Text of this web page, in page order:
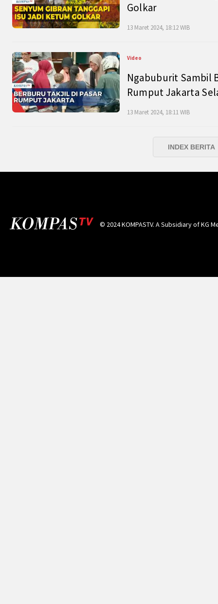
Golkar
13 Maret 2024, 18:12 WIB
Video
Ngabuburit Sambil
Rumput Jakarta
13 Maret 2024, 18:11 WIB
INDEX BERITA
© 2024 KOMPASTV. A Subsidiary ofKG